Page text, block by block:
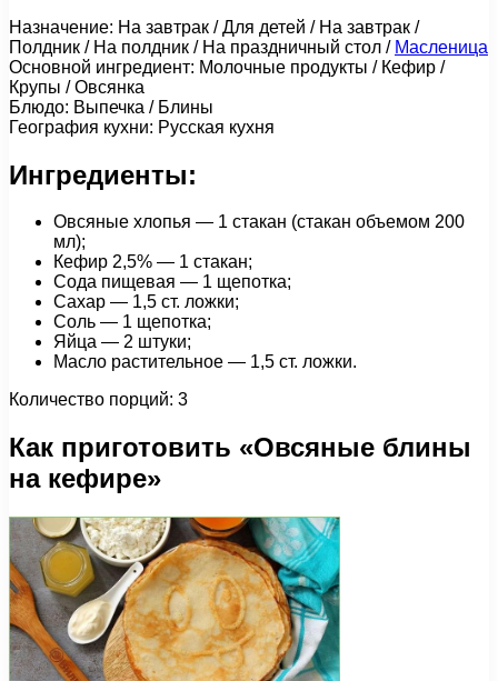
Назначение: На завтрак / Для детей / На завтрак /
Полдник / На полдник / На праздничный стол / Масленица
Основной ингредиент: Молочные продукты / Кефир /
Крупы / Овсянка
Блюдо: Выпечка / Блины
География кухни: Русская кухня
Ингредиенты:
Овсяные хлопья — 1 стакан (стакан объемом 200
мл);
Кефир 2,5% — 1 стакан;
Сода пищевая — 1 щепотка;
Сахар — 1,5 ст. ложки;
Соль — 1 щепотка;
Яйца — 2 штуки;
Масло растительное — 1,5 ст. ложки.
Количество порций: 3
Как приготовить «Овсяные блины
на кефире»